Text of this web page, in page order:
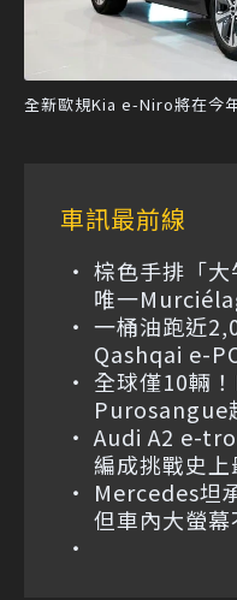
全新歐規Kia e-Niro將在今
車訊最前線
棕色手排「
唯一
一桶油跑近
Qashqai e-
全球僅10輛
Purosangue
Audi A2 e-
編成挑戰史上
Mercedes坦
但車內大螢